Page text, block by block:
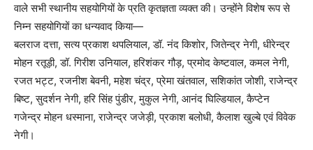
वाले सभी स्थानीय सहयोगियों के प्रति कृतज्ञता व्यक्त की। उन्होंने विशेष रूप से
निम्न सहयोगियों का धन्यवाद किया—
बलराज दत्ता, सत्य प्रकाश थपलियाल, डॉ. नंद किशोर, जितेन्द्र नेगी, धीरेन्द्र
मोहन रतूड़ी, डॉ. गिरीश उनियाल, हरिशंकर गौड़, प्रमोद केष्टवाल, कमल नेगी,
रजत भट्ट, रजनीश बेवनी, महेश चंद्र, प्रेमा खंतवाल, सशिकांत जोशी, राजेन्द्र
बिष्ट, सुदर्शन नेगी, हरि सिंह पुंडीर, मुकुल नेगी, आनंद घिल्डियाल, कैप्टेन
गजेन्द्र मोहन धस्माना, राजेन्द्र जजेड़ी, प्रकाश बलोधी, कैलाश खुल्बे एवं विवेक
नेगी।